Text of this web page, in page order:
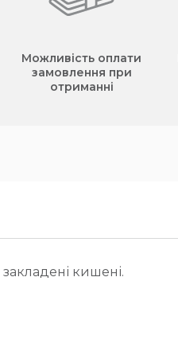
Можливість оплати
замовлення при
отриманні
кишені.